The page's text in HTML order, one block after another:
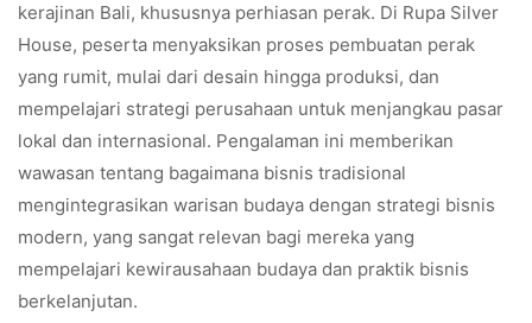
kerajinan Bali, khususnya perhiasan perak. Di Rupa Silver
House, peserta menyaksikan proses pembuatan perak
yang rumit, mulai dari desain hingga produksi, dan
mempelajari strategi perusahaan untuk menjangkau pasar
lokal dan internasional. Pengalaman ini memberikan
wawasan tentang bagaimana bisnis tradisional
mengintegrasikan warisan budaya dengan strategi bisnis
modern, yang sangat relevan bagi mereka yang
mempelajari kewirausahaan budaya dan praktik bisnis
berkelanjutan.